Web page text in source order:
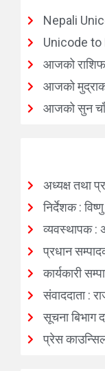
Nepali
Unicode to
आजको
आजको
आजको सुन
अध्यक्ष तथा
निर्देशक :
व्यवस्थापक :
प्रधान
कार्यकारी
संवाददाता :
सूचना बिभाग
प्रेस